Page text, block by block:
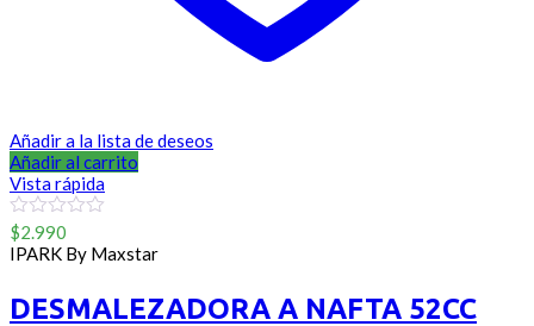
Añadir a la lista de deseos
Añadir al carrito
Vista rápida
0
out
of
$2.990
IPARK By Maxstar
DESMALEZADORA A NAFTA 52CC